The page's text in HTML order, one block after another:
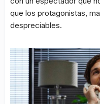
que los protagonistas,
despreciables.